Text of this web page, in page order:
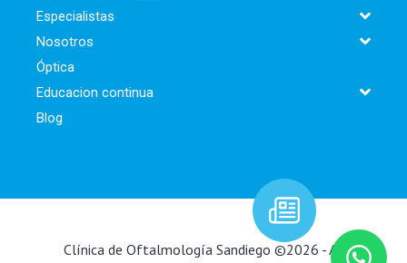
Especialistas
Nosotros
Óptica
Educacion continua
Blog
Clínica de Oftalmología Sandiego ©2026 - All rights